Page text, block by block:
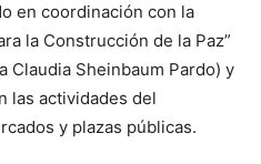
en coordinación con la
la Construcción de la Paz”
Claudia Sheinbaum Pardo) y
las actividades del
y plazas públicas.